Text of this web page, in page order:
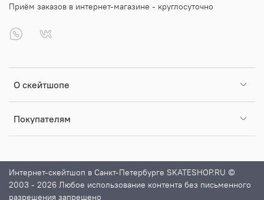
О скейтшопе
Покупателям
Приём заказов в интернет-магазине - круглосуточно
Интернет-скейтшоп в Санкт-Петербурге SKATESHOP.RU ©
2003 - 2026 Любое использование контента без письменного
разрешения запрещено